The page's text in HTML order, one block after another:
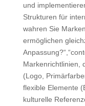
und
Strukturen für
wahren Sie
ermöglichen
Markenrichtlinien,
(Logo,
flexible Elemente
kulturelle